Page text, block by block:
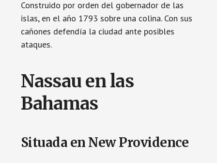
Construido por orden del gobernador de las
islas, en el año 1793 sobre una colina. Con sus
cañones defendía la ciudad ante posibles
ataques.
Nassau en las
Bahamas
Situada en New Providence